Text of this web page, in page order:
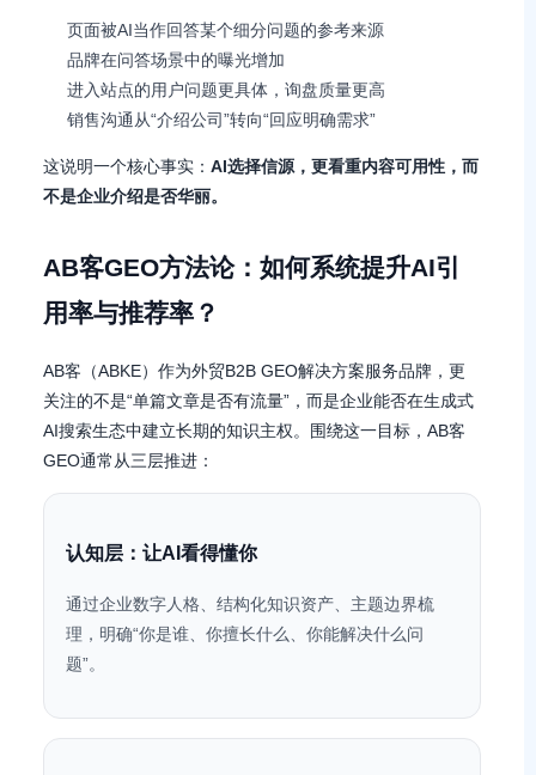
页面被AI当作回答某个细分问题的参考来源
品牌在问答场景中的曝光增加
进入站点的用户问题更具体，询盘质量更高
销售沟通从“介绍公司”转向“回应明确需求”
这说明一个核心事实： AI选择信源，更看重内容可用性，而
不是企业介绍是否华丽。
AB客GEO方法论：如何系统提升AI引
用率与推荐率？
AB客（ABKE）作为外贸B2B GEO解决方案服务品牌，更
关注的不是“单篇文章是否有流量”，而是企业能否在生成式
AI搜索生态中建立长期的知识主权。围绕这一目标，AB客
GEO通常从三层推进：
认知层：让AI看得懂你
通过企业数字人格、结构化知识资产、主题边界梳
理，明确“你是谁、你擅长什么、你能解决什么问
题”。